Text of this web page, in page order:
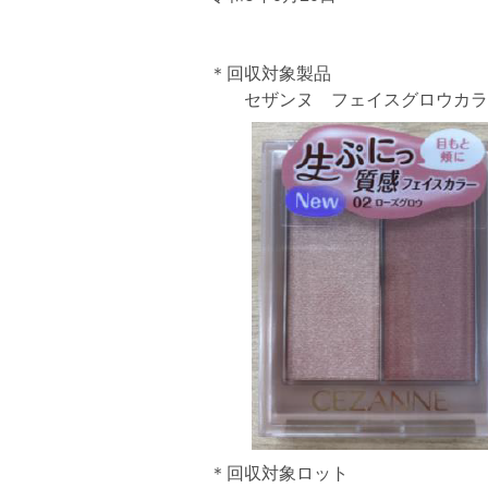
＊回収対象製品
セザンヌ フェイスグロウカ
＊回収対象ロット